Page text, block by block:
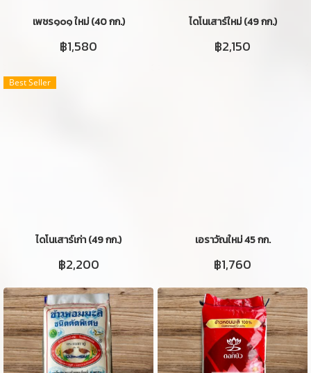
เพชร๑๐๑ ใหม่ (40 กก.)
฿1,580
ไดโนเสาร์ใหม่ (49 กก.)
฿2,150
Best Seller
ไดโนเสาร์เก่า (49 กก.)
฿2,200
เอราวัณใหม่ 45 กก.
฿1,760